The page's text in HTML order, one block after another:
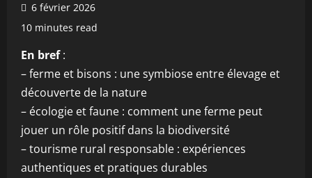
6 février 2026
10 minutes read
En bref:
– ferme et bisons : une symbiose entre élevage et
découverte de la nature
– écologie et faune : comment une ferme peut
jouer un rôle positif dans la biodiversité
– tourisme rural responsable : expériences
authentiques et pratiques durables